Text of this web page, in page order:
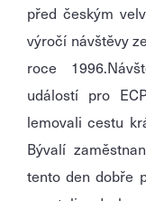
před českým
výročí návštěvy
roce
událostí pro
lemovali cestu
Bývalí
tento den dobře